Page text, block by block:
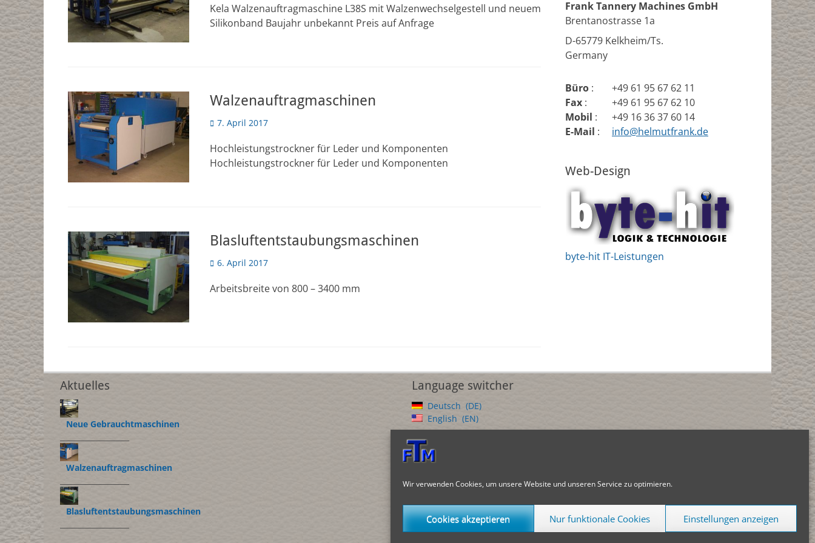
Wir verwenden Cookies, um unsere Website und unseren Service zu optimieren.
Cookies akzeptieren Nur funktionale Cookies Einstellungen anzeigen
Kela Walzenauftragmaschine L38S mit Walzenwechselgestell und neuem
Silikonband Baujahr unbekannt Preis auf Anfrage
Walzenauftragmaschinen
Veröffentlicht
7. April 2017
Hochleistungstrockner für Leder und Komponenten
Hochleistungstrockner für Leder und Komponenten
Blasluftentstaubungsmaschinen
Veröffentlicht
6. April 2017
Arbeitsbreite von 800 – 3400 mm
Frank Tannery Machines GmbH
Brentanostrasse 1a
D-65779 Kelkheim/Ts.
Germany
Büro :
+49 61 95 67 62 11
Fax :
+49 61 95 67 62 10
Mobil :
+49 16 36 37 60 14
E-Mail : info@helmutfrank.de
Web-Design
byte-hit IT-Leistungen
Aktuelles
Neue Gebrauchtmaschinen
Walzenauftragmaschinen
Blasluftentstaubungsmaschinen
Language switcher
Deutsch
DE
English
EN